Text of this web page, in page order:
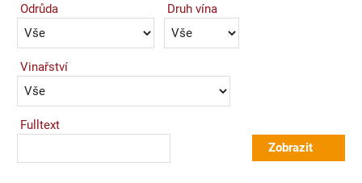
Odrůda Druh vína
Vinařství
Fulltext